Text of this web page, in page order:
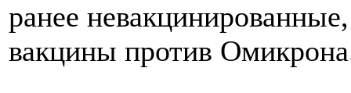
ранее
вакцины против